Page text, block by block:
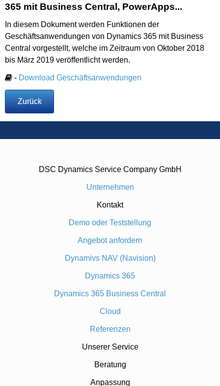
365 mit Business Central, PowerApps...
In diesem Dokument werden Funktionen der
Geschäftsanwendungen von Dynamics 365 mit Business
Central vorgestellt, welche im Zeitraum von Oktober 2018
bis März 2019 veröffentlicht werden.
- Download Geschäftsanwendungen
Zurück
DSC Dynamics Service Company GmbH
Unternehmen
Kontakt
Demo oder Teststellung
Angebot anfordern
Dynamivs NAV (Navision)
Dynamics 365
Dynamics 365 Business Central
Cloud
Referenzen
Unserer Service
Beratung
Anpassung